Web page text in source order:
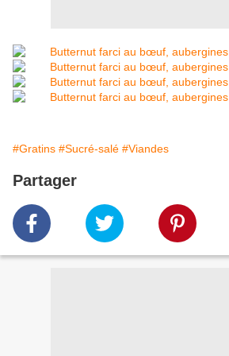
#Gratins #Sucré-salé #Viandes
Partager